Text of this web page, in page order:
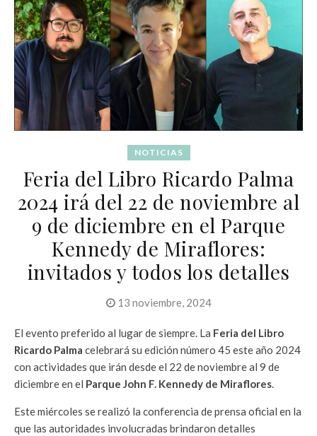
NOTICIAS
Feria del Libro Ricardo Palma
2024 irá del 22 de noviembre al
9 de diciembre en el Parque
Kennedy de Miraflores:
invitados y todos los detalles
13 noviembre, 2024
El evento preferido al lugar de siempre. La Feria del Libro
Ricardo Palma celebrará su edición número 45 este año 2024
con actividades que irán desde el 22 de noviembre al 9 de
diciembre en el Parque John F. Kennedy de Miraflores.
Este miércoles se realizó la conferencia de prensa oficial en la
que las autoridades involucradas brindaron detalles